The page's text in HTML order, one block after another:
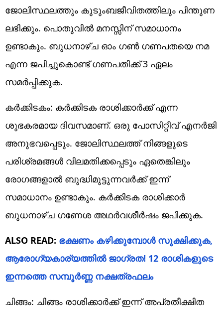
ജോലിസ്ഥലത്തും കുടുംബജീവിതത്തിലും പിന്തുണ
ലഭിക്കും. പൊതുവിൽ മനസ്സിന് സമാധാനം
ഉണ്ടാകും. ബുധനാഴ്ച ഓം ഗൺ ഗണപതയെ നമ
എന്ന ജപിച്ചുകൊണ്ട് ഗണപതിക്ക് 3 ഏലം
സമർപ്പിക്കുക.
കർക്കിടകം: കർക്കിടക രാശിക്കാർക്ക് എന്ന
ശുഭകരമായ ദിവസമാണ്. ഒരു പോസിറ്റീവ് എനർജി
അനുഭവപ്പെടും. ജോലിസ്ഥലത്ത് നിങ്ങളുടെ
പരിശ്രമങ്ങൾ വിലമതിക്കപ്പെടും ഏതെങ്കിലും
രോഗങ്ങളാൽ ബുദ്ധിമുട്ടുന്നവർക്ക് ഇന്ന്
സമാധാനം ഉണ്ടാകും. കർക്കിടക രാശിക്കാർ
ബുധനാഴ്ച ഗണേശ അഥർവശീർഷം ജപിക്കുക.
ALSO READ: ഭക്ഷണം കഴിക്കുമ്പോൾ സൂക്ഷിക്കുക,
ആരോഗ്യകാര്യത്തിൽ ജാഗ്രത! 12 രാശികളുടെ
ഇന്നത്തെ സമ്പൂർണ്ണ നക്ഷത്രഫലം
ചിങ്ങം: ചിങ്ങം രാശിക്കാർക്ക് ഇന്ന് അപ്രതീക്ഷിത